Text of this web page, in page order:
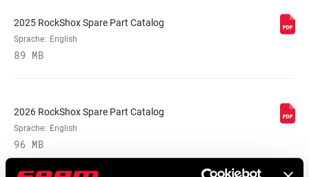
2025 RockShox Spare Part Catalog
Sprache: English
89 MB
2026 RockShox Spare Part Catalog
Sprache: English
96 MB